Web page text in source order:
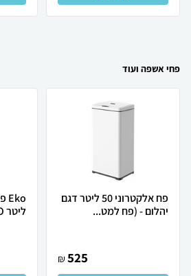
פחי אשפה ועוד
פח אלקטרוני 50 ליטר דגם
יהלום - (פח למט...
525
₪
ליטר EKO אקו דגם HA...